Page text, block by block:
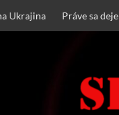
Ukrajina Práve sa deje